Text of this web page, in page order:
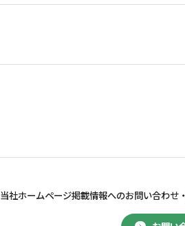
当社ホームページ掲載情報へのお問い合わせ・